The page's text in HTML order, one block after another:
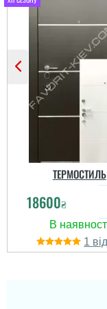
ТЕРМОСТИЛЬ
18600₴
1